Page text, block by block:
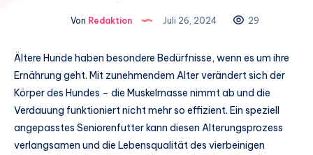
Von Redaktion Juli 26, 2024 29
Ältere Hunde haben besondere Bedürfnisse, wenn es um ihre
Ernährung geht. Mit zunehmendem Alter verändert sich der
Körper des Hundes – die Muskelmasse nimmt ab und die
Verdauung funktioniert nicht mehr so effizient. Ein speziell
angepasstes Seniorenfutter kann diesen Alterungsprozess
verlangsamen und die Lebensqualität des vierbeinigen